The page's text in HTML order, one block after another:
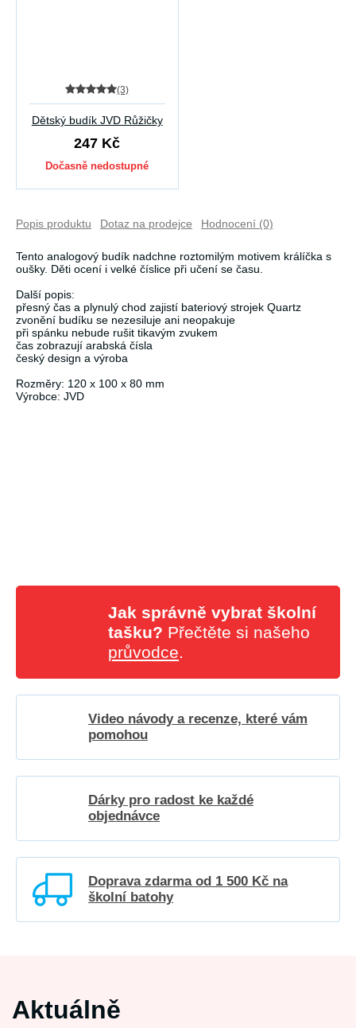
(3)
Dětský budík JVD Růžičky
247 Kč
Dočasně nedostupné
Popis produktu Dotaz na prodejce Hodnocení (0)
Tento analogový budík nadchne roztomilým motivem králíčka s
oušky. Děti ocení i velké číslice při učení se času.
Další popis:
přesný čas a plynulý chod zajistí bateriový strojek Quartz
zvonění budíku se nezesiluje ani neopakuje
při spánku nebude rušit tikavým zvukem
čas zobrazují arabská čísla
český design a výroba
Rozměry: 120 x 100 x 80 mm
Výrobce: JVD
Jak správně vybrat školní
tašku? Přečtěte si našeho
průvodce.
Video návody a recenze, které vám
pomohou
Dárky pro radost ke každé
objednávce
Doprava zdarma od 1 500 Kč na
školní batohy
Aktuálně